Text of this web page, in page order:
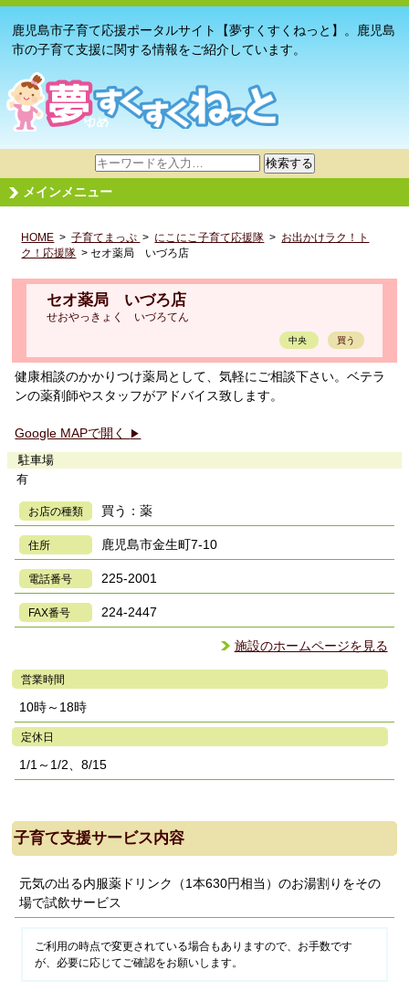
鹿児島市子育て応援ポータルサイト【夢すくすくねっと】。鹿児島
市の子育て支援に関する情報をご紹介しています。
サ
イ
ト
検
索
検索する
メインメニュー
HOME >子育てまっぷ > にこにこ子育て応援隊 > お出かけラク！ト
ク！応援隊 > セオ薬局 いづろ店
セオ薬局 いづろ店
せおやっきょく いづろてん
中央 買う
健康相談のかかりつけ薬局として、気軽にご相談下さい。ベテラ
ンの薬剤師やスタッフがアドバイス致します。
Google MAPで開く ▶
駐車場
有
お店の種類 買う：薬
住所 鹿児島市金生町7-10
電話番号 225-2001
FAX番号 224-2447
施設のホームページを見る
営業時間
10時～18時
定休日
1/1～1/2、8/15
子育て支援サービス内容
元気の出る内服薬ドリンク（1本630円相当）のお湯割りをその
場で試飲サービス
ご利用の時点で変更されている場合もありますので、お手数です
が、必要に応じてご確認をお願いします。